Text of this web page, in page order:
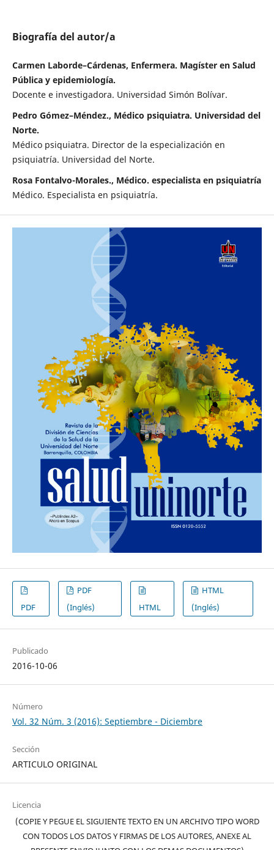
Biografía del autor/a
Carmen Laborde–Cárdenas, Enfermera. Magíster en Salud
Pública y epidemiología.
Docente e investigadora. Universidad Simón Bolívar.
Pedro Gómez–Méndez., Médico psiquiatra. Universidad del
Norte.
Médico psiquiatra. Director de la especialización en
psiquiatría. Universidad del Norte.
Rosa Fontalvo-Morales., Médico. especialista en psiquiatría
Médico. Especialista en psiquiatría.
PDF
PDF
(Inglés)
HTML
HTML
(Inglés)
Publicado
2016-10-06
Número
Vol. 32 Núm. 3 (2016): Septiembre - Diciembre
Sección
ARTICULO ORIGINAL
Licencia
(COPIE Y PEGUE EL SIGUIENTE TEXTO EN UN ARCHIVO TIPO WORD
CON TODOS LOS DATOS Y FIRMAS DE LOS AUTORES, ANEXE AL